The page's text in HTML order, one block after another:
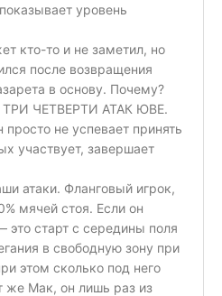
уровень
кто-то и не заметил, но
после возвращения
в основу. Почему?
ТРИ ЧЕТВЕРТИ АТАК ЮВЕ.
просто не успевает принять
участвует, завершает
атаки. Фланговый игрок,
мячей стоя. Если он
это старт с середины поля
в свободную зону при
этом сколько под него
же Мак, он лишь раз из